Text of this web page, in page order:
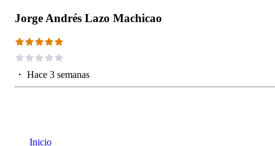
Jorge Andrés Lazo Machicao
・ Hace 3 semanas
Inicio